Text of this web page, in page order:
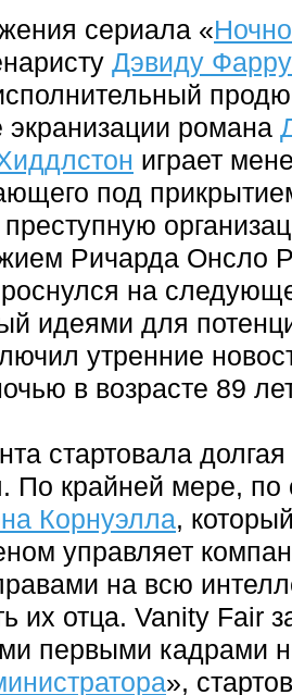
сериала «
Дэвиду Фарру
романа
играет
под
преступную
Ричарда Онсло
на
идеями для
утренние
в возрасте 89
стартовала долгая
По крайней мере,
Корнуэлла,
управляет
на всю
их отца. Vanity Fair
первыми кадрами
»,